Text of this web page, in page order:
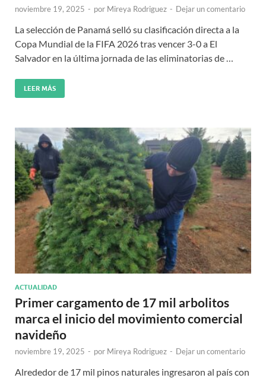
noviembre 19, 2025 - por Mireya Rodriguez - Dejar un comentario
La selección de Panamá selló su clasificación directa a la
Copa Mundial de la FIFA 2026 tras vencer 3-0 a El
Salvador en la última jornada de las eliminatorias de …
LEER MÁS
ACTUALIDAD
Primer cargamento de 17 mil arbolitos
marca el inicio del movimiento comercial
navideño
noviembre 19, 2025 - por Mireya Rodriguez - Dejar un comentario
Alrededor de 17 mil pinos naturales ingresaron al país con